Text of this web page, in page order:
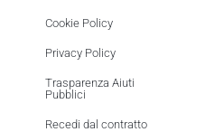
Cookie Policy
Privacy Policy
Trasparenza Aiuti
Pubblici
Recedi dal contratto